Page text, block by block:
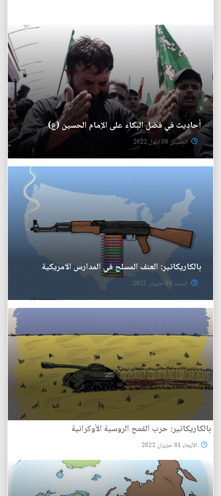
أحاديث في فضل البكاء على الإمام الحسين (ع)
الخميس 08 ايلول 2022
بالكاريكاتير: العنف المسلح في المدارس الامريكية
السبت 04 حزيران 2022
بالكاريكاتير: حرب القمح الروسية الأوكرانية
الأربعاء 01 حزيران 2022